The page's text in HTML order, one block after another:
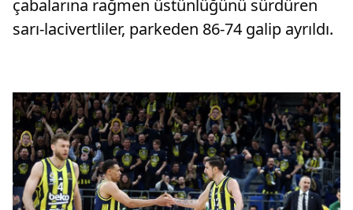
çabalarına rağmen üstünlüğünü sürdüren
sarı-lacivertliler, parkeden 86-74 galip ayrıldı.